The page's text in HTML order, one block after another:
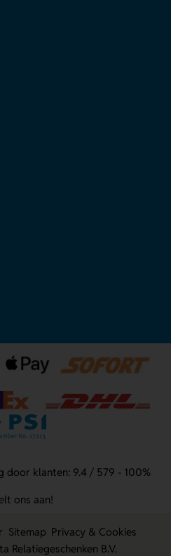
door klanten: 9.4 / 579 - 100%
ons aan!
Sitemap Privacy & Cookies
Relatiegeschenken B.V.